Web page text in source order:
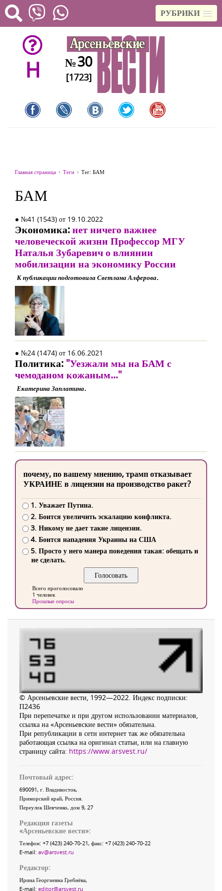
РУБРИКИ
H №30
[1723]
Главная страница Теги Тег: БАМ
БАМ
● №41 (1543) от 19.10.2022
Экономика:нет ничего важнее
человеческой жизни Профессор МГУ
Наталья Зубаревич о влиянии
мобилизации на экономику России
К публикации подготовила Светлана Алферова.
● №24 (1474) от 16.06.2021
Политика: "Уезжали мы на БАМ с
чемоданом кожаным..."
Екатерина Заплатина.
почему, по вашему мнению, трамп отказывает
УКРАИНЕ в лицензии на производство ракет?
1. Уважает Путина.
2. Боится увеличить эскалацию конфликта.
3. Никому не дает такие лицензии.
4. Боится нападения Украины на США
5. Просто у него манера поведения такая: обещать и
не сделать.
Всего проголосовало
1 человек
Прошлые опросы
© Арсеньевские вести, 1992—2022. Индекс подписки:
П2436
При перепечатке и при другом использовании материалов,
ссылка на «Арсеньевские вести» обязательна.
При републикации в сети интернет так же обязательна
работающая ссылка на оригинал статьи, или на главную
страницу сайта: https://www.arsvest.ru/
Почтовый адрес:
690091, г. Владивосток,
Приморский край, Россия
Переулок Шевченко, дом 9, 27
Редакция газеты
«Арсеньевские вести»:
Телефон: +7 (423) 240-70-21, факс: +7 (423) 240-70-22
E-mail: av@arsvest.ru
Редактор:
Ирина Георгиевна Гребнёва,
E-mail: editor@arsvest.ru